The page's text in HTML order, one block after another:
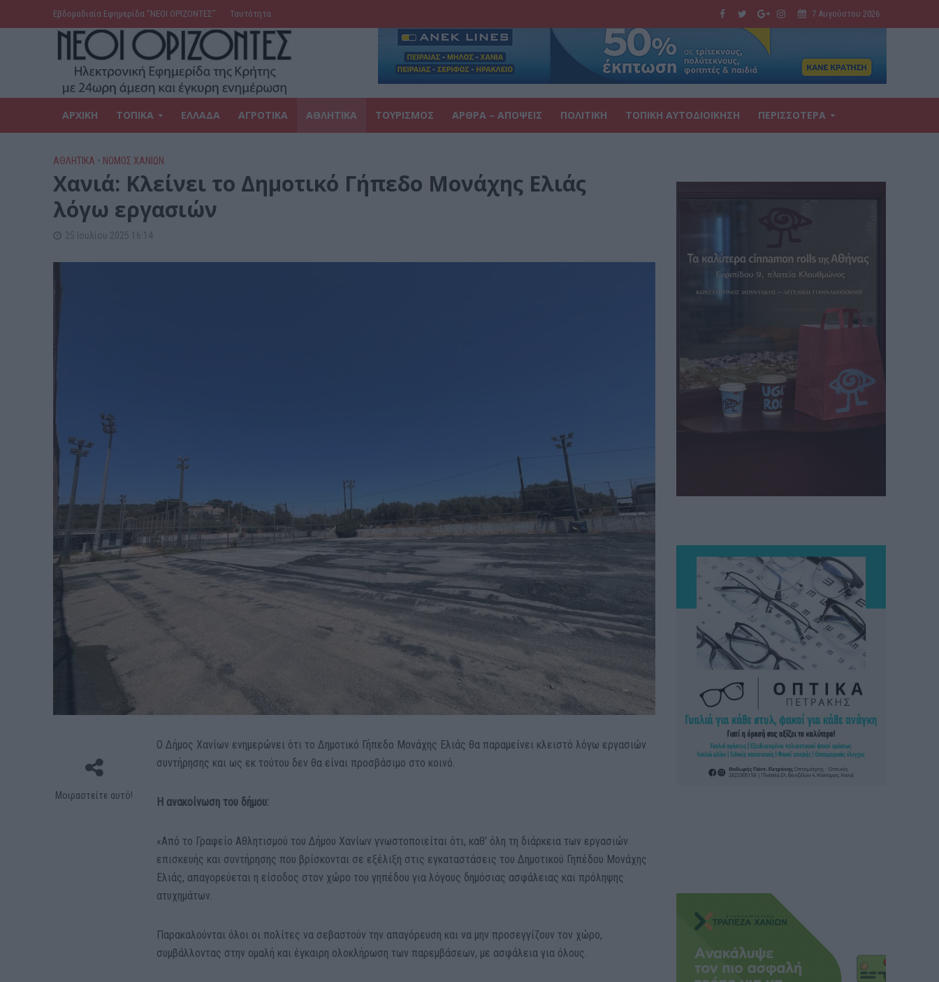
Εβδομαδιαία Εφημερίδα ‘’ΝΕΟΙ ΟΡΙΖΟΝΤΕΣ’’ Ταυτότητα 7 Αυγούστου 2026
ΑΡΧΙΚΗ ΤΟΠΙΚΑ ΕΛΛΑΔΑ ΑΓΡΟΤΙΚΑ ΑΘΛΗΤΙΚΑ ΤΟΥΡΙΣΜΟΣ ΑΡΘΡΑ – ΑΠΟΨΕΙΣ ΠΟΛΙΤΙΚΗ ΤΟΠΙΚΗ ΑΥΤΟΔΙΟΙΚΗΣΗ ΠΕΡΙΣΣΟΤΕΡΑ
ΑΘΛΗΤΙΚΑ • ΝΟΜΌΣ ΧΑΝΊΩΝ
Χανιά: Κλείνει το Δημοτικό Γήπεδο Μονάχης Ελιάς
λόγω εργασιών
25 Ιουλίου 2025 16:14
Μοιραστείτε αυτό!
Ο Δήμος Χανίων ενημερώνει ότι το Δημοτικό Γήπεδο Μονάχης Ελιάς θα παραμείνει κλειστό λόγω εργασιών
συντήρησης και ως εκ τούτου δεν θα είναι προσβάσιμο στο κοινό.
Η ανακοίνωση του δήμου:
«Από το Γραφείο Αθλητισμού του Δήμου Χανίων γνωστοποιείται ότι, καθ’ όλη τη διάρκεια των εργασιών
επισκευής και συντήρησης που βρίσκονται σε εξέλιξη στις εγκαταστάσεις του Δημοτικού Γηπέδου Μονάχης
Ελιάς, απαγορεύεται η είσοδος στον χώρο του γηπέδου για λόγους δημόσιας ασφάλειας και πρόληψης
ατυχημάτων.
Παρακαλούνται όλοι οι πολίτες να σεβαστούν την απαγόρευση και να μην προσεγγίζουν τον χώρο,
συμβάλλοντας στην ομαλή και έγκαιρη ολοκλήρωση των παρεμβάσεων, με ασφάλεια για όλους.